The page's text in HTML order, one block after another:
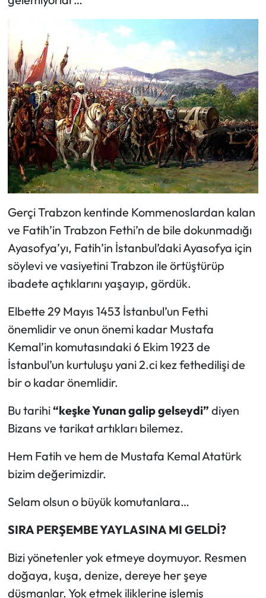
Gerçi Trabzon kentinde Kommenoslardan kalan
ve Fatih’in Trabzon Fethi’n de bile dokunmadığı
Ayasofya’yı, Fatih’in İstanbul’daki Ayasofya için
söylevi ve vasiyetini Trabzon ile örtüştürüp
ibadete açtıklarını yaşayıp, gördük.
Elbette 29 Mayıs 1453 İstanbul’un Fethi
önemlidir ve onun önemi kadar Mustafa
Kemal’in komutasındaki 6 Ekim 1923 de
İstanbul’un kurtuluşu yani 2.ci kez fethedilişi de
bir o kadar önemlidir.
Bu tarihi“keşke Yunan galip gelseydi” diyen
Bizans ve tarikat artıkları bilemez.
Hem Fatih ve hem de Mustafa Kemal Atatürk
bizim değerimizdir.
Selam olsun o büyük komutanlara…
SIRA PERŞEMBE YAYLASINA MI GELDİ?
Bizi yönetenler yok etmeye doymuyor. Resmen
doğaya, kuşa, denize, dereye her şeye
düşmanlar. Yok etmek iliklerine işlemiş